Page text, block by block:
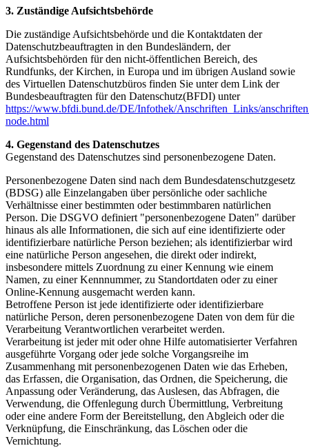
3. Zuständige Aufsichtsbehörde
Die zuständige Aufsichtsbehörde und die Kontaktdaten der
Datenschutzbeauftragten in den Bundesländern, der
Aufsichtsbehörden für den nicht-öffentlichen Bereich, des
Rundfunks, der Kirchen, in Europa und im übrigen Ausland sowie
des Virtuellen Datenschutzbüros finden Sie unter dem Link der
Bundesbeauftragten für den Datenschutz(BFDI) unter
https://www.bfdi.bund.de/DE/Infothek/Anschriften_Links/
node.html
4. Gegenstand des Datenschutzes
Gegenstand des Datenschutzes sind personenbezogene Daten.
Personenbezogene Daten sind nach dem Bundesdatenschutzgesetz
(BDSG) alle Einzelangaben über persönliche oder sachliche
Verhältnisse einer bestimmten oder bestimmbaren natürlichen
Person. Die DSGVO definiert "personenbezogene Daten" darüber
hinaus als alle Informationen, die sich auf eine identifizierte oder
identifizierbare natürliche Person beziehen; als identifizierbar wird
eine natürliche Person angesehen, die direkt oder indirekt,
insbesondere mittels Zuordnung zu einer Kennung wie einem
Namen, zu einer Kennnummer, zu Standortdaten oder zu einer
Online-Kennung ausgemacht werden kann.
Betroffene Person ist jede identifizierte oder identifizierbare
natürliche Person, deren personenbezogene Daten von dem für die
Verarbeitung Verantwortlichen verarbeitet werden.
Verarbeitung ist jeder mit oder ohne Hilfe automatisierter Verfahren
ausgeführte Vorgang oder jede solche Vorgangsreihe im
Zusammenhang mit personenbezogenen Daten wie das Erheben,
das Erfassen, die Organisation, das Ordnen, die Speicherung, die
Anpassung oder Veränderung, das Auslesen, das Abfragen, die
Verwendung, die Offenlegung durch Übermittlung, Verbreitung
oder eine andere Form der Bereitstellung, den Abgleich oder die
Verknüpfung, die Einschränkung, das Löschen oder die
Vernichtung.